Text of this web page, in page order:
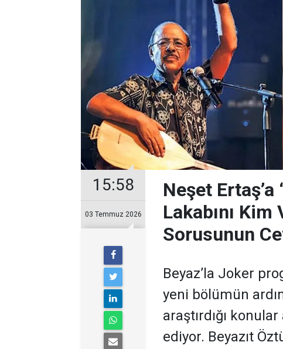
15:58
03 Temmuz 2026
Neşet Ertaş’a
Lakabını
Sorusunun
Beyaz’la Joker
yeni bölümün
araştırdığı
ediyor. Beyazıt